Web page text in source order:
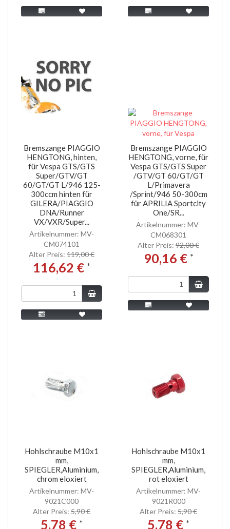
Bremszange PIAGGIO
HENGTONG, hinten,
für Vespa GTS/GTS
Super/GTV/GT
60/GT/GT L/946 125-
300ccm hinten für
GILERA/PIAGGIO
DNA/Runner
VX/VXR/Super...
Artikelnummer: MV-
CM074101
Alter Preis: 119,00 €
116,62 € *
Bremszange PIAGGIO
HENGTONG, vorne, für
Vespa GTS/GTS Super
/GTV/GT 60/GT/GT
L/Primavera
/Sprint/946 50-300cm
für APRILIA Sportcity
One/SR...
Artikelnummer: MV-
CM068301
Alter Preis: 92,00 €
90,16 € *
Hohlschraube M10x1
mm,
SPIEGLER,Aluminium,
chrom eloxiert
Artikelnummer: MV-
9021C000
Alter Preis: 5,90 €
5,78 € *
Hohlschraube M10x1
mm,
SPIEGLER,Aluminium,
rot eloxiert
Artikelnummer: MV-
9021R000
Alter Preis: 5,90 €
5,78 € *